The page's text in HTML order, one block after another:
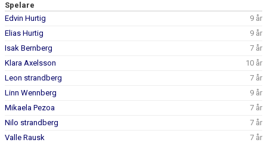
BILDGALLERI
DOKUMENT
KONTAKT
Spelare
Edvin Hurtig
9 år
Elias Hurtig
9 år
Isak Bernberg
7 år
Klara Axelsson
10 år
Leon strandberg
7 år
Linn Wennberg
9 år
Mikaela Pezoa
7 år
Nilo strandberg
7 år
Valle Rausk
7 år